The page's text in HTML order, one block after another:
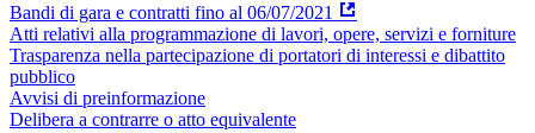
Bandi di gara e contratti fino al 06/07/2021
Atti relativi alla programmazione di lavori, opere, servizi e forniture
Trasparenza nella partecipazione di portatori di interessi e dibattito
pubblico
Avvisi di preinformazione
Delibera a contrarre o atto equivalente